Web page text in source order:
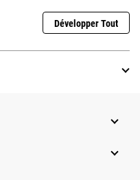
Développer Tout